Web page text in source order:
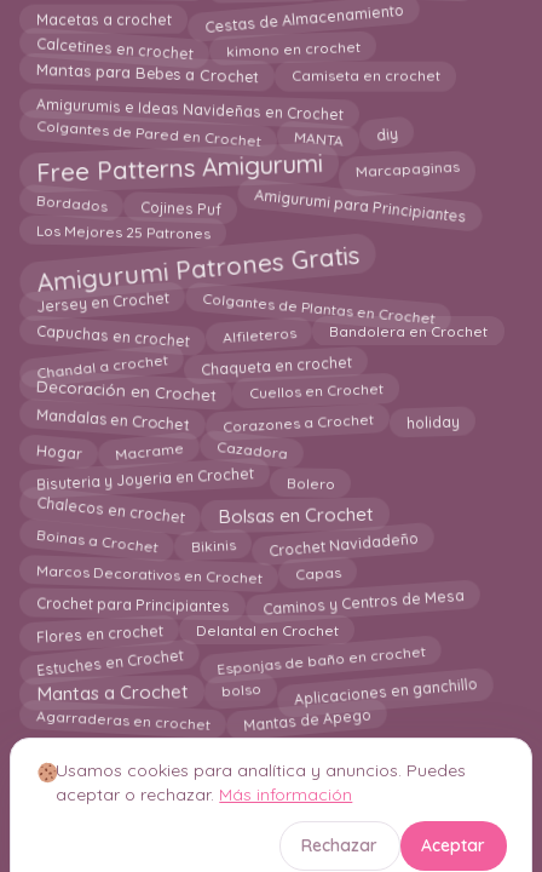
Macetas a crochet Cestas de Almacenamiento
Calcetines en crochet kimono en crochet
Mantas para Bebes a Crochet Camiseta en crochet
Amigurumis e Ideas Navideñas en Crochet
Colgantes de Pared en Crochet MANTA diy
Free Patterns Amigurumi Marcapaginas
Bordados Cojines Puf Amigurumi para Principiantes
Los Mejores 25 Patrones
Amigurumi Patrones Gratis
Jersey en Crochet Colgantes de Plantas en Crochet
Capuchas en crochet Alfileteros Bandolera en Crochet
Chandal a crochet Chaqueta en crochet
Decoración en Crochet Cuellos en Crochet
Mandalas en Crochet Corazones a Crochet holiday
Hogar Macrame Cazadora
Bisuteria y Joyeria en Crochet Bolero
Chalecos en crochet Bolsas en Crochet
Boinas a Crochet Bikinis Crochet Navidadeño
Marcos Decorativos en Crochet Capas
Crochet para Principiantes Caminos y Centros de Mesa
Flores en crochet Delantal en Crochet
Estuches en Crochet Esponjas de baño en crochet
Mantas a Crochet bolso Aplicaciones en ganchillo
Agarraderas en crochet Mantas de Apego
© 2026 Crochetisimo. Todos los derechos reservados.
Usamos cookies para analítica y anuncios. Puedes
aceptar o rechazar. Más información
Rechazar Aceptar